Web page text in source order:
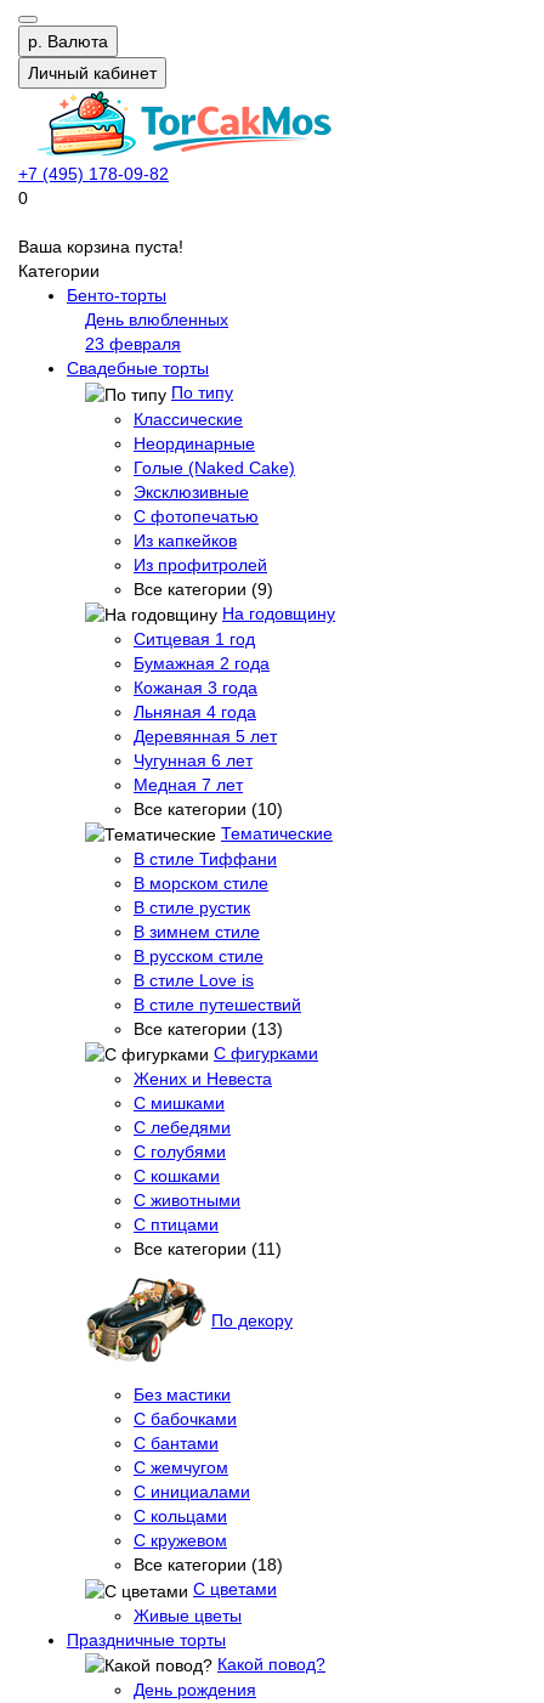
р. Валюта
Личный кабинет
+7 (495) 178-09-82
0
Ваша корзина пуста!
Категории
Бенто-торты
День влюбленных
23 февраля
Свадебные торты
По типу
Классические
Неординарные
Голые (Naked Cake)
Эксклюзивные
С фотопечатью
Из капкейков
Из профитролей
Все категории (9)
На годовщину
Ситцевая 1 год
Бумажная 2 года
Кожаная 3 года
Льняная 4 года
Деревянная 5 лет
Чугунная 6 лет
Медная 7 лет
Все категории (10)
Тематические
В стиле Тиффани
В морском стиле
В стиле рустик
В зимнем стиле
В русском стиле
В стиле Love is
В стиле путешествий
Все категории (13)
С фигурками
Жених и Невеста
С мишками
С лебедями
С голубями
С кошками
С животными
С птицами
Все категории (11)
По декору
Без мастики
С бабочками
С бантами
С жемчугом
С инициалами
С кольцами
С кружевом
Все категории (18)
С цветами
Живые цветы
Праздничные торты
Какой повод?
День рождения